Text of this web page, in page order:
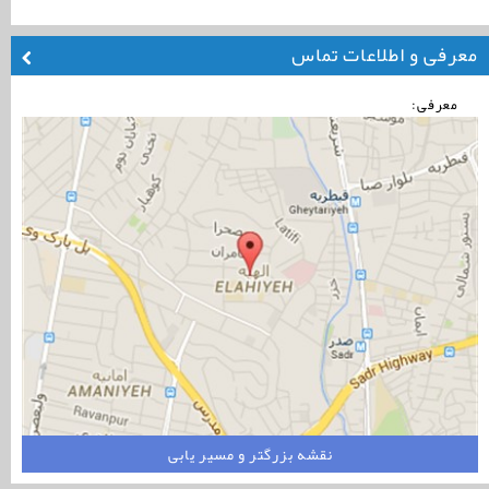
معرفی و اطلاعات تماس
معرفی:
نقشه بزرگتر و مسیر یابی